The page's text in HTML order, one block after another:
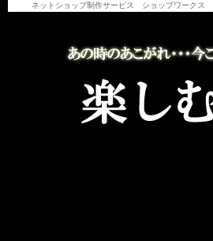
ネットショップ制作サービス ショップワークス